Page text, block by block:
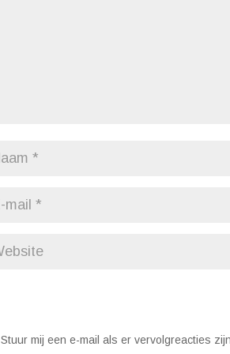
Stuur mij een e-mail als er vervolgreacties